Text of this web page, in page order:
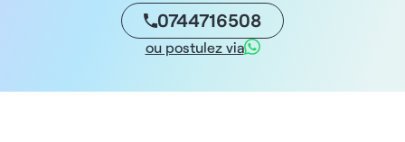
0744716508
ou postulez via